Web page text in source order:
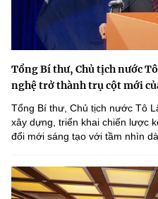
Tổng Bí thư, Chủ tịch nước
nghệ trở thành trụ cột mới
Tổng Bí thư, Chủ tịch nước Tô
xây dựng, triển khai chiến lược
đổi mới sáng tạo với tầm nhìn